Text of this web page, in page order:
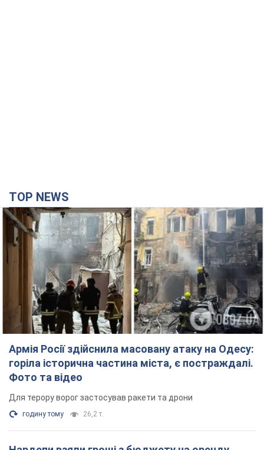
Армія Росії здійснила масовану атаку на Одесу:
горіла історична частина міста, є постраждалі.
Фото та відео
Для терору ворог застосував ракети та дрони
годину тому 26,2 т.
Нардепи взяли гроші з бюджету на оренду
елітних квартир у Києві: хто з парламентарів
просив кошти та де поселився
Як працює особлива соціальна гарантія та хто нею
користується
3 години тому
багатоповерхівки в Харкові: двоє загиблих,
більше 20 постраждалих